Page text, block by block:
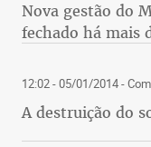
Nova gestão do
fechado há mais
12:02 - 05/01/2014-
A destruição do